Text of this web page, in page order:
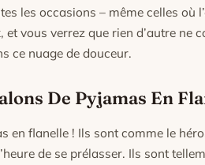
les occasions – même celles où
et vous verrez que rien d’autre
ce nuage de douceur.
De Pyjamas En
en flanelle ! Ils sont comme le
de se prélasser. Ils sont